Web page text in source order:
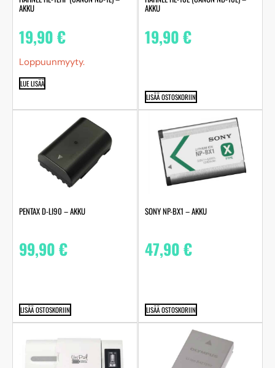
AKKU
19,90€
Loppuunmyyty.
LUE LISÄÄ
AKKU
19,90€
LISÄÄ OSTOSKORIIN
PENTAX D-LI90 – AKKU
99,90€
LISÄÄ OSTOSKORIIN
SONY NP-BX1 – AKKU
47,90€
LISÄÄ OSTOSKORIIN